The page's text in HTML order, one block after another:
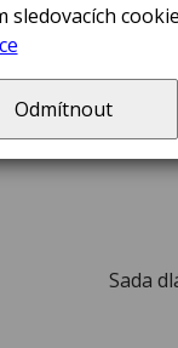
V ceně
Sada
sledovacích
Odmítnout